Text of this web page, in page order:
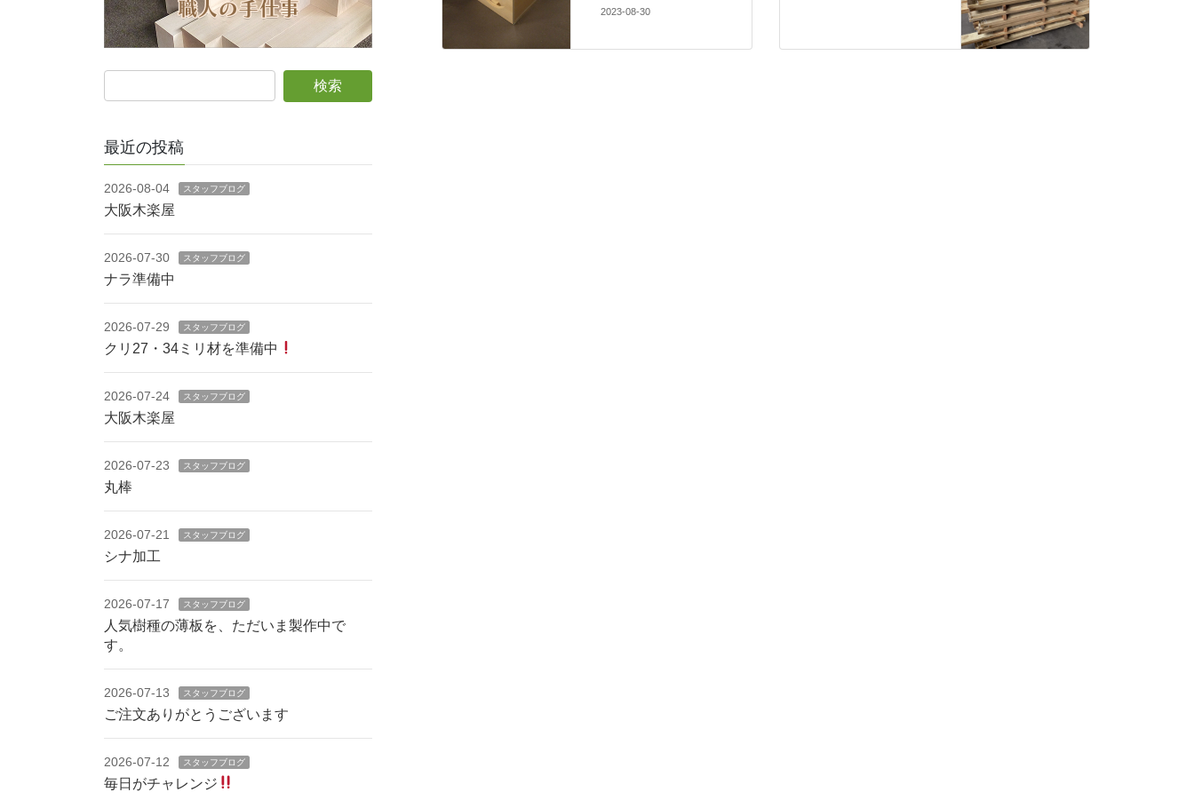
2023-08-30
最近の投稿
2026-08-04 スタッフブログ
大阪木楽屋
2026-07-30 スタッフブログ
ナラ準備中
2026-07-29 スタッフブログ
クリ27・34ミリ材を準備中
2026-07-24 スタッフブログ
大阪木楽屋
2026-07-23 スタッフブログ
丸棒
2026-07-21 スタッフブログ
シナ加工
2026-07-17 スタッフブログ
人気樹種の薄板を、ただいま製作中で
す。
2026-07-13 スタッフブログ
ご注文ありがとうございます
2026-07-12 スタッフブログ
毎日がチャレンジ